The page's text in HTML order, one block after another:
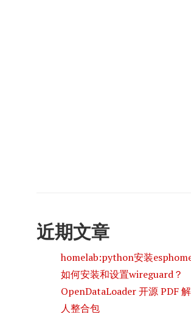
近期文章
homelab:python安装
如何安装和设置wireguard？
OpenDataLoader 开源 PDF
人整合包